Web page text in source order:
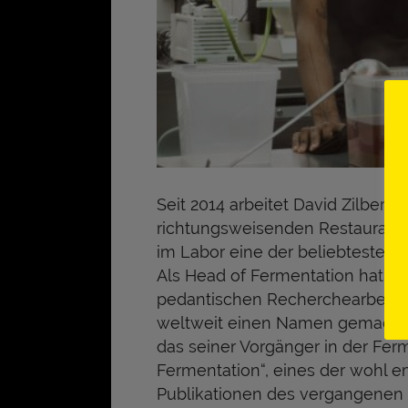
Seit 2014 arbeitet David Zilber
richtungsweisenden
im Labor eine der beliebtesten
Als Head of Fermentation hat
pedantischen Recherchearbeit
weltweit einen Namen
das seiner Vorgänger in der
Fermentation“, eines der wohl
Publikationen des vergangenen